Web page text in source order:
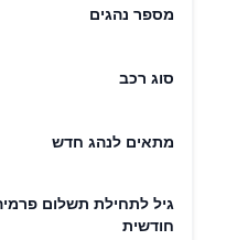
מספר נהגים
סוג רכב
מתאים לנהג חדש
גיל לתחילת תשלום
חודשית